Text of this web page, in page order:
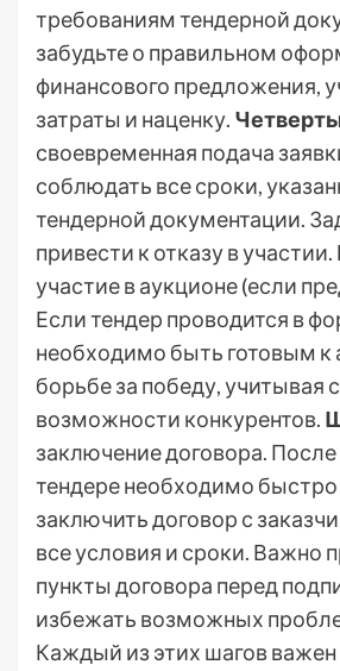
требованиям тендерной
забудьте о правильном
финансового предложения,
затраты и наценку.
своевременная подача
соблюдать все сроки,
тендерной документации.
привести к отказу в участии.
участие в аукционе (если
Если тендер проводится в
необходимо быть готовым к
борьбе за победу, учитывая
возможности конкурентов.
заключение договора.
тендере необходимо
заключить договор с
все условия и сроки. Важно
пункты договора перед
избежать возможных
Каждый из этих шагов